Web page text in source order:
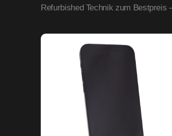
Refurbished Technik zum Bestpreis